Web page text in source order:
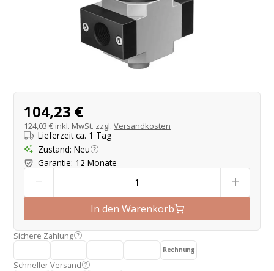
Produktangebot
104,23 €
124,03 € inkl. MwSt. zzgl.Versandkosten
Lieferzeit ca. 1 Tag
Zustand: Neu
Garantie: 12 Monate
- +
In den Warenkorb
Sichere Zahlung
Rechnung
Schneller Versand